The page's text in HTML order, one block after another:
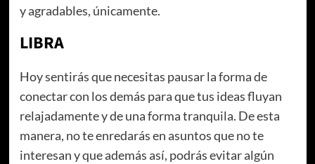
y agradables, únicamente.
LIBRA
Hoy sentirás que necesitas pausar la forma de
conectar con los demás para que tus ideas fluyan
relajadamente y de una forma tranquila. De esta
manera, no te enredarás en asuntos que no te
interesan y que además así, podrás evitar algún